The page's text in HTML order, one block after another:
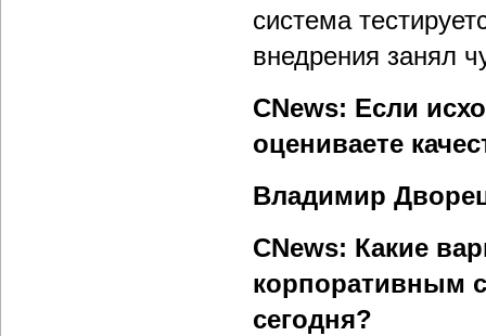
система
внедрения занял
CNews: Если
оцениваете
Владимир
CNews: Какие
корпоративным
сегодня?